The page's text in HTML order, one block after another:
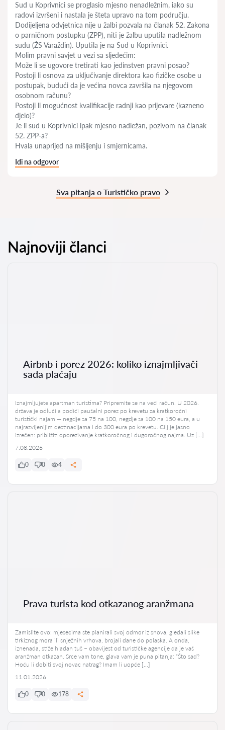
Sud u Koprivnici se proglasio mjesno nenadležnim, iako su
radovi izvršeni i nastala je šteta upravo na tom području.
Dodijeljena odvjetnica nije u žalbi pozvala na članak 52. Zakona
o parničnom postupku (ZPP), niti je žalbu uputila nadležnom
sudu (ŽS Varaždin). Uputila je na Sud u Koprivnici.
Molim pravni savjet u vezi sa sljedećim:
Može li se ugovore tretirati kao jedinstven pravni posao?
Postoji li osnova za uključivanje direktora kao fizičke osobe u
postupak, budući da je većina novca završila na njegovom
osobnom računu?
Postoji li mogućnost kvalifikacije radnji kao prijevare (kazneno
djelo)?
Je li sud u Koprivnici ipak mjesno nadležan, pozivom na članak
52. ZPP-a?
Hvala unaprijed na mišljenju i smjernicama.
Idi na odgovor
Sva pitanja o Turističko pravo
Najnoviji članci
Airbnb i porez 2026: koliko iznajmljivači
sada plaćaju
Iznajmljujete apartman turistima? Pripremite se na veći račun. U 2026.
država je odlučila podići paušalni porez po krevetu za kratkoročni
turistički najam — negdje sa 75 na 100, negdje sa 100 na 150 eura, a u
najrazvijenijim destinacijama i do 300 eura po krevetu. Cilj je jasno
izrečen: približiti oporezivanje kratkoročnog i dugoročnog najma. Uz […]
7.08.2026
0 0 4
Prava turista kod otkazanog aranžmana
Zamislite ovo: mjesecima ste planirali svoj odmor iz snova, gledali slike
tirkiznog mora ili snježnih vrhova, brojali dane do polaska. A onda,
iznenada, stiže hladan tuš – obavijest od turističke agencije da je vaš
aranžman otkazan. Srce vam tone, glava vam je puna pitanja: “Što sad?
Hoću li dobiti svoj novac natrag? Imam li uopće […]
11.01.2026
0 0 178